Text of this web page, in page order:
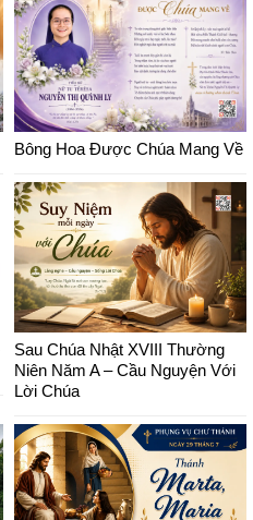
Bông Hoa Được Chúa Mang Về
Sau Chúa Nhật XVIII Thường
Niên Năm A – Cầu Nguyện Với
Lời Chúa